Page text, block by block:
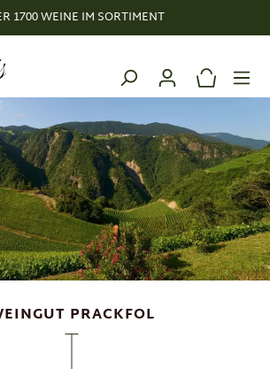
1700 WEINE IM SORTIMENT
PRACKFOL